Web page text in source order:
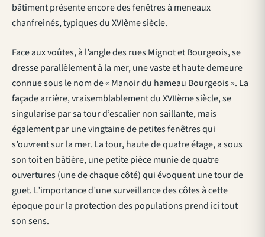
bâtiment présente encore des fenêtres à meneaux
chanfreinés, typiques du XVIème siècle.
Face aux voûtes, à l’angle des rues Mignot et Bourgeois, se
dresse parallèlement à la mer, une vaste et haute demeure
connue sous le nom de « Manoir du hameau Bourgeois ». La
façade arrière, vraisemblablement du XVIIème siècle, se
singularise par sa tour d’escalier non saillante, mais
également par une vingtaine de petites fenêtres qui
s’ouvrent sur la mer. La tour, haute de quatre étage, a sous
son toit en bâtière, une petite pièce munie de quatre
ouvertures (une de chaque côté) qui évoquent une tour de
guet. L’importance d’une surveillance des côtes à cette
époque pour la protection des populations prend ici tout
son sens.